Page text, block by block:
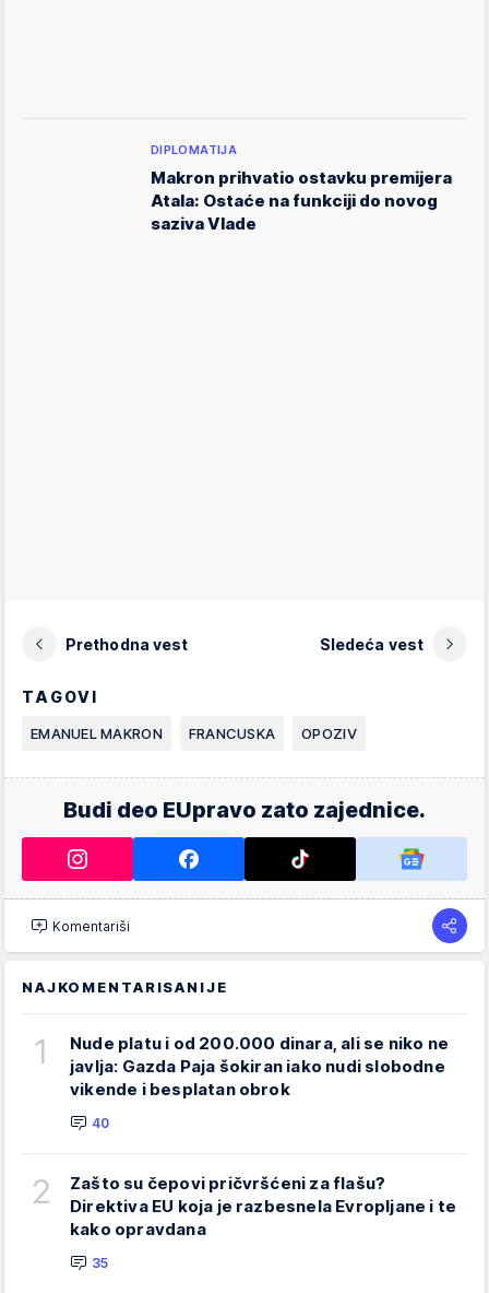
DIPLOMATIJA
Makron prihvatio ostavku premijera
Atala: Ostaće na funkciji do novog
saziva Vlade
Prethodna vest Sledeća vest
TAGOVI
EMANUEL MAKRON FRANCUSKA OPOZIV
Budi deo EUpravo zato zajednice.
Komentariši
NAJKOMENTARISANIJE
1
Nude platu i od 200.000 dinara, ali se niko ne
javlja: Gazda Paja šokiran iako nudi slobodne
vikende i besplatan obrok
40
2
Zašto su čepovi pričvršćeni za flašu?
Direktiva EU koja je razbesnela Evropljane i te
kako opravdana
35